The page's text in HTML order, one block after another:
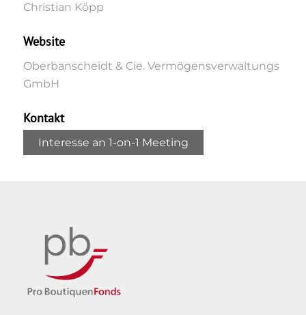
Christian Köpp
Website
Oberbanscheidt & Cie. Vermögensverwaltungs
GmbH
Kontakt
Interesse an 1-on-1 Meeting